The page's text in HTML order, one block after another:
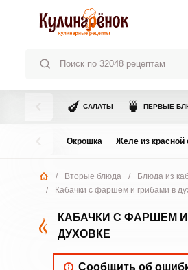
🍆 САЛАТЫ 🍵 ПЕРВЫЕ
Окрошка Желе из
/ Вторые блюда /
Блюда из
/
Кабачки с фаршем и грибами в
КАБАЧКИ С ФАРШЕМ
ДУХОВКЕ
Сообщить об